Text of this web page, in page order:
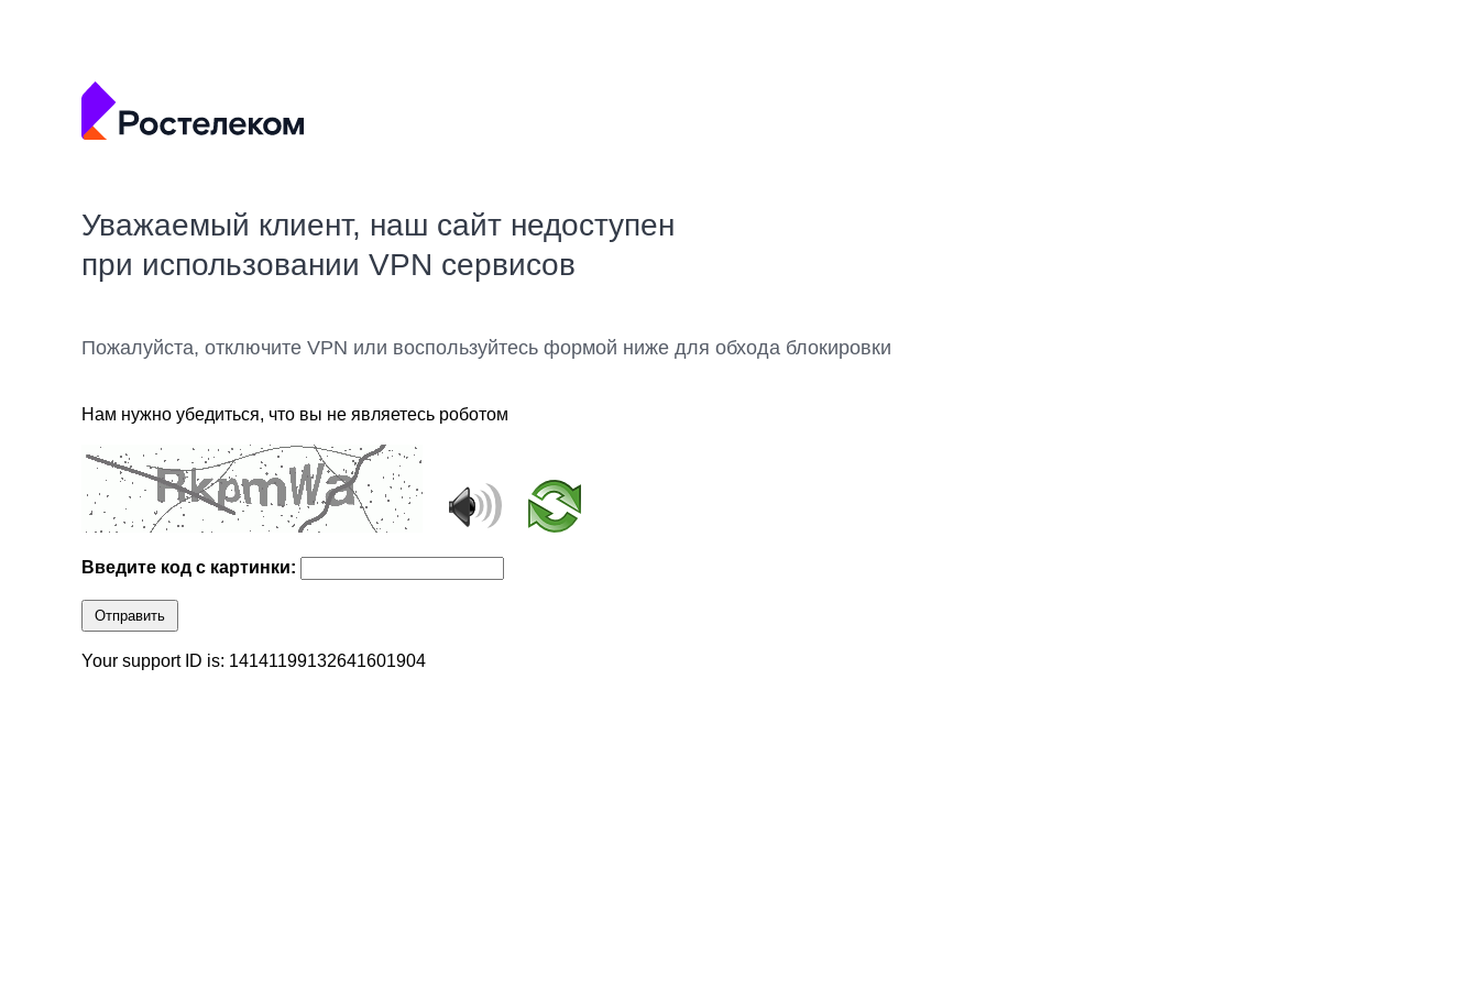
Уважаемый клиент, наш сайт недоступен
при использовании VPN сервисов
Пожалуйста, отключите VPN или воспользуйтесь формой ниже для обхода блокировки
Нам нужно убедиться, что вы не являетесь роботом
Введите код с картинки:
Отправить
Your support ID is: 14141199132641601904